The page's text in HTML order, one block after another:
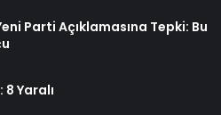
Parti Açıklamasına Tepki: Bu
Yaralı